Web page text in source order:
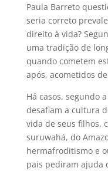
Paula Barreto
seria correto
direito à vida?
uma tradição de
quando cometem
após, acometidos
Há casos, segundo
desafiam a cultura
vida de seus filhos,
suruwahá, do
hermafroditismo e
pais pediram ajuda